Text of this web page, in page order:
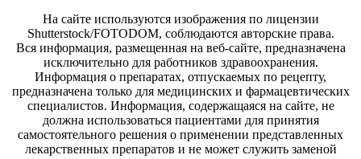
На сайте используются изображения по лицензии
Shutterstock/FOTODOM, соблюдаются авторские права.
Вся информация, размещенная на веб-сайте, предназначена
исключительно для работников здравоохранения.
Информация о препаратах, отпускаемых по рецепту,
предназначена только для медицинских и фармацевтических
специалистов. Информация, содержащаяся на сайте, не
должна использоваться пациентами для принятия
самостоятельного решения о применении представленных
лекарственных препаратов и не может служить заменой